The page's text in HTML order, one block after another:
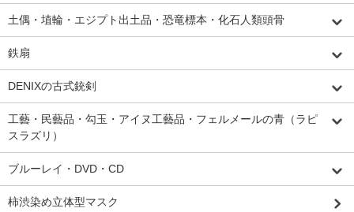
土偶・埴輪・エジプト出土品・恐竜標本・化石人類頭骨
鉄扇
DENIXの古式銃剣
工藝・民藝品・勾玉・アイヌ工藝品・フェルメールの青（ラピ
スラズリ）
ブルーレイ・DVD・CD
柿渋染め立体型マスク